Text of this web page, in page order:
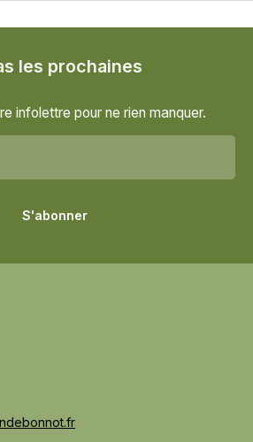
les prochaines
infolettre pour ne rien manquer.
S'abonner